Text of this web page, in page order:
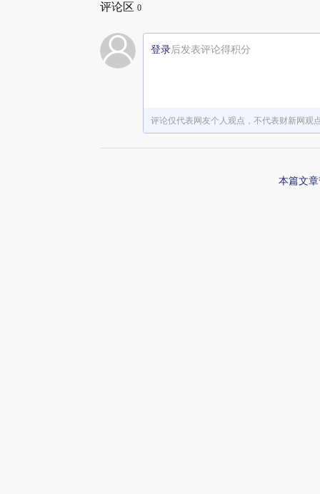
评论区 0
登录后发表评论得积分
评论仅代表网友个人观点，不代表财新网观
本篇文